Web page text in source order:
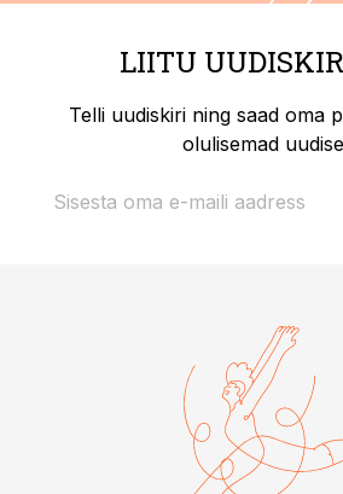
LIITU
Telli uudiskiri ning saad oma
olulisemad